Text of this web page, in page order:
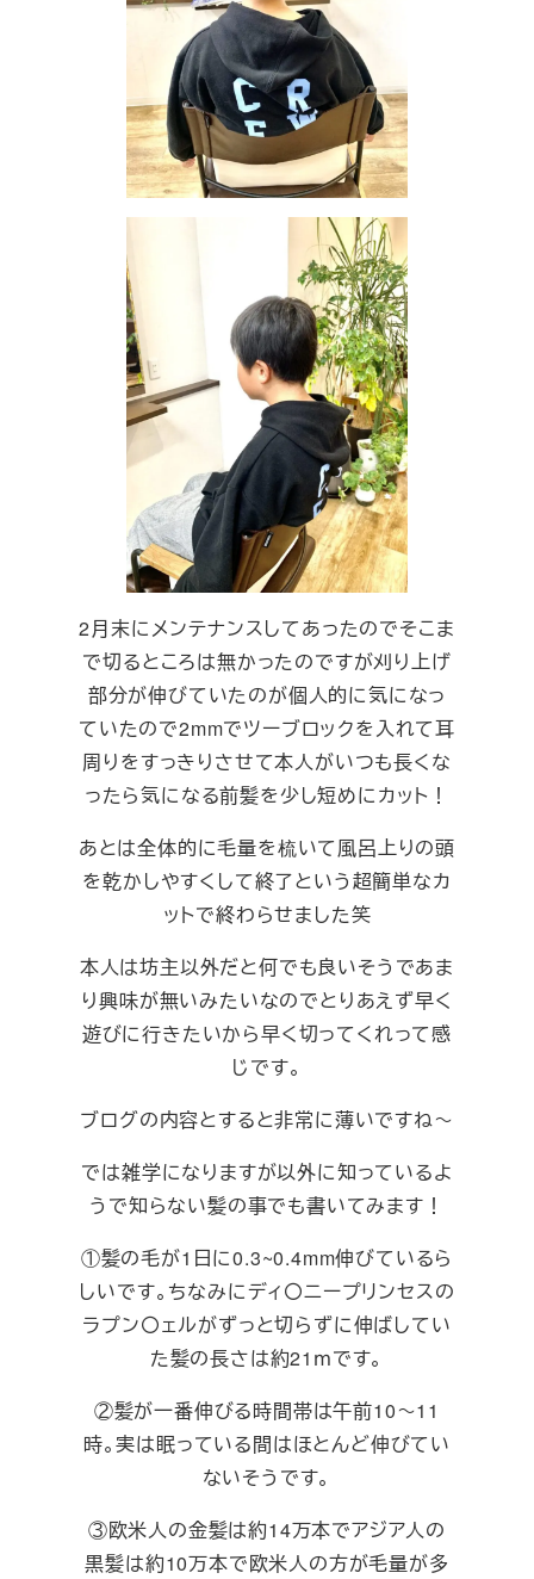
2月末にメンテナンスしてあったのでそこま
で切るところは無かったのですが刈り上げ
部分が伸びていたのが個人的に気になっ
ていたので2mmでツーブロックを入れて耳
周りをすっきりさせて本人がいつも長くな
ったら気になる前髪を少し短めにカット！
あとは全体的に毛量を梳いて風呂上りの頭
を乾かしやすくして終了という超簡単なカ
ットで終わらせました笑
本人は坊主以外だと何でも良いそうであま
り興味が無いみたいなのでとりあえず早く
遊びに行きたいから早く切ってくれって感
じです。
ブログの内容とすると非常に薄いですね～
では雑学になりますが以外に知っているよ
うで知らない髪の事でも書いてみます！
①髪の毛が1日に0.3~0.4mm伸びているら
しいです。ちなみにディ〇ニープリンセスの
ラプン〇ェルがずっと切らずに伸ばしてい
た髪の長さは約21ｍです。
②髪が一番伸びる時間帯は午前10～11
時。実は眠っている間はほとんど伸びてい
ないそうです。
③欧米人の金髪は約14万本でアジア人の
黒髪は約10万本で欧米人の方が毛量が多